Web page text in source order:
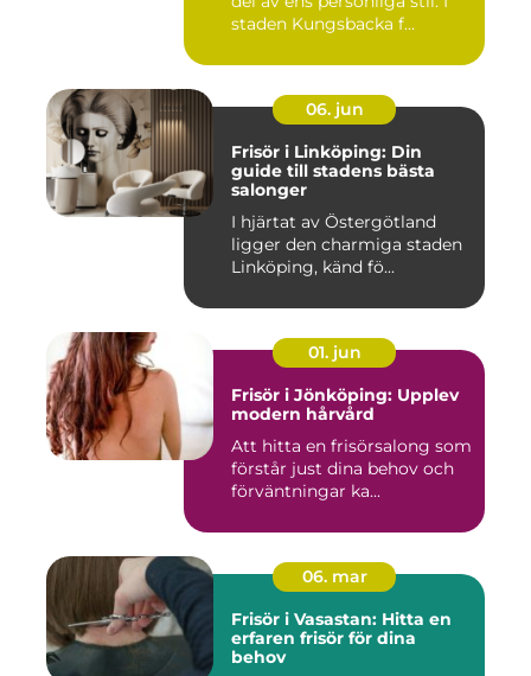
staden Kungsbacka f...
06. jun
Frisör i Linköping: Din
guide till stadens bästa
salonger
I hjärtat av Östergötland
ligger den charmiga staden
Linköping, känd fö...
01. jun
Frisör i Jönköping: Upplev
modern hårvård
Att hitta en frisörsalong som
förstår just dina behov och
förväntningar ka...
06. mar
Frisör i Vasastan: Hitta en
erfaren frisör för dina
behov